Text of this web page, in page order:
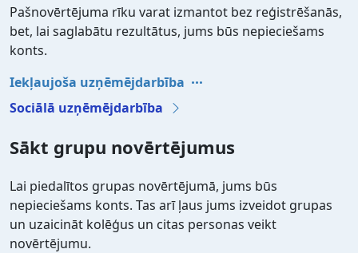
Pašnovērtējuma rīku varat izmantot bez reģistrēšanās,
bet, lai saglabātu rezultātus, jums būs nepieciešams
konts.
Iekļaujoša uzņēmējdarbība
Sociālā uzņēmējdarbība
Sākt grupu novērtējumus
Lai piedalītos grupas novērtējumā, jums būs
nepieciešams konts. Tas arī ļaus jums izveidot grupas
un uzaicināt kolēģus un citas personas veikt
novērtējumu.